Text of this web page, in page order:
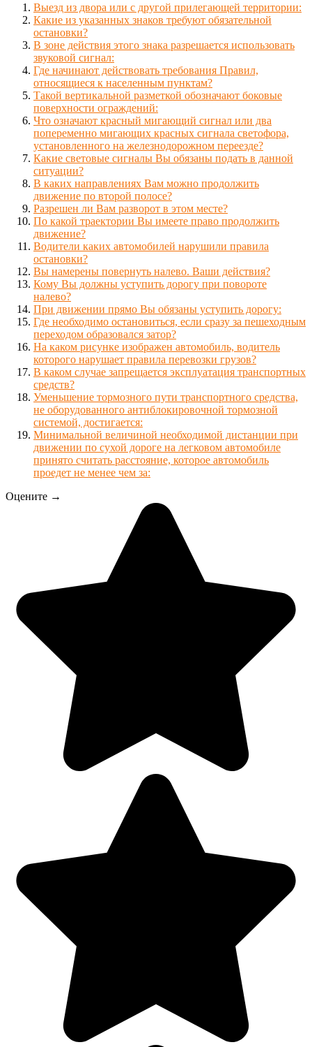
Выезд из двора или с другой прилегающей территории:
Какие из указанных знаков требуют обязательной
остановки?
В зоне действия этого знака разрешается использовать
звуковой сигнал:
Где начинают действовать требования Правил,
относящиеся к населенным пунктам?
Такой вертикальной разметкой обозначают боковые
поверхности ограждений:
Что означают красный мигающий сигнал или два
попеременно мигающих красных сигнала светофора,
установленного на железнодорожном переезде?
Какие световые сигналы Вы обязаны подать в данной
ситуации?
В каких направлениях Вам можно продолжить
движение по второй полосе?
Разрешен ли Вам разворот в этом месте?
По какой траектории Вы имеете право продолжить
движение?
Водители каких автомобилей нарушили правила
остановки?
Вы намерены повернуть налево. Ваши действия?
Кому Вы должны уступить дорогу при повороте
налево?
При движении прямо Вы обязаны уступить дорогу:
Где необходимо остановиться, если сразу за пешеходным
переходом образовался затор?
На каком рисунке изображен автомобиль, водитель
которого нарушает правила перевозки грузов?
В каком случае запрещается эксплуатация транспортных
средств?
Уменьшение тормозного пути транспортного средства,
не оборудованного антиблокировочной тормозной
системой, достигается:
Минимальной величиной необходимой дистанции при
движении по сухой дороге на легковом автомобиле
принято считать расстояние, которое автомобиль
проедет не менее чем за:
Оцените →